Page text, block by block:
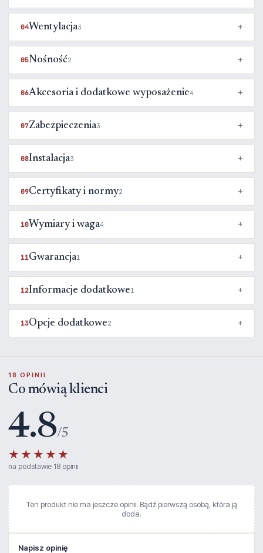
04Wentylacja3
05Nośność2
06Akcesoria i dodatkowe wyposażenie4
07Zabezpieczenia3
08Instalacja3
09Certyfikaty i normy2
10Wymiary i waga4
11Gwarancja1
12Informacje dodatkowe1
13Opcje dodatkowe2
18 OPINII
Co mówią klienci
4.8/5
★★★★★
na podstawie 18 opinii
Ten produkt nie ma jeszcze opinii. Bądź pierwszą osobą, która ją
doda.
Napisz opinię